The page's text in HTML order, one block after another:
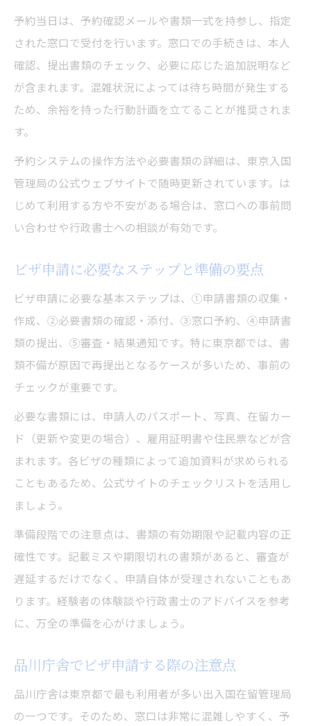
ビザ申請審査期間に注意すべきポイント
交付時に慌てないための受け取り準備術
予約当日は、予約確認メールや書類一式を持参し、指定
された窓口で受付を行います。窓口での手続きは、本人
確認、提出書類のチェック、必要に応じた追加説明など
が含まれます。混雑状況によっては待ち時間が発生する
ため、余裕を持った行動計画を立てることが推奨されま
す。
予約システムの操作方法や必要書類の詳細は、東京入国
管理局の公式ウェブサイトで随時更新されています。は
じめて利用する方や不安がある場合は、窓口への事前問
い合わせや行政書士への相談が有効です。
ビザ申請に必要なステップと準備の要点
ビザ申請に必要な基本ステップは、①申請書類の収集・
作成、②必要書類の確認・添付、③窓口予約、④申請書
類の提出、⑤審査・結果通知です。特に東京都では、書
類不備が原因で再提出となるケースが多いため、事前の
チェックが重要です。
必要な書類には、申請人のパスポート、写真、在留カー
ド（更新や変更の場合）、雇用証明書や住民票などが含
まれます。各ビザの種類によって追加資料が求められる
こともあるため、公式サイトのチェックリストを活用し
ましょう。
準備段階での注意点は、書類の有効期限や記載内容の正
確性です。記載ミスや期限切れの書類があると、審査が
遅延するだけでなく、申請自体が受理されないこともあ
ります。経験者の体験談や行政書士のアドバイスを参考
に、万全の準備を心がけましょう。
品川庁舎でビザ申請する際の注意点
品川庁舎は東京都で最も利用者が多い出入国在留管理局
の一つです。そのため、窓口は非常に混雑しやすく、予